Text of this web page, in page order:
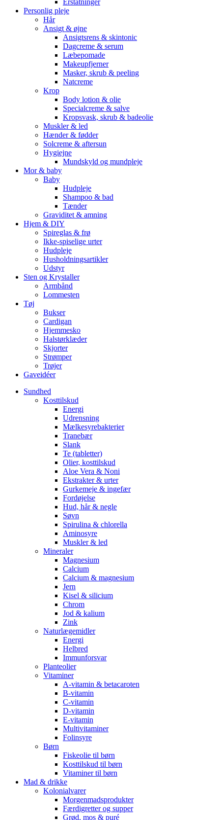
Erstatninger
Personlig pleje
Hår
Ansigt & øjne
Ansigtsrens & skintonic
Dagcreme & serum
Læbepomade
Makeupfjerner
Masker, skrub & peeling
Natcreme
Krop
Body lotion & olie
Specialcreme & salve
Kropsvask, skrub & badeolie
Muskler & led
Hænder & fødder
Solcreme & aftersun
Hygiejne
Mundskyld og mundpleje
Mor & baby
Baby
Hudpleje
Shampoo & bad
Tænder
Graviditet & amning
Hjem & DIY
Spireglas & frø
Ikke-spiselige urter
Hudpleje
Husholdningsartikler
Udstyr
Sten og Krystaller
Armbånd
Lommesten
Tøj
Bukser
Cardigan
Hjemmesko
Halstørklæder
Skjorter
Strømper
Trøjer
Gaveidéer
Sundhed
Kosttilskud
Energi
Udrensning
Mælkesyrebakterier
Tranebær
Slank
Te (tabletter)
Olier, kosttilskud
Aloe Vera & Noni
Ekstrakter & urter
Gurkemeje & ingefær
Fordøjelse
Hud, hår & negle
Søvn
Spirulina & chlorella
Aminosyre
Muskler & led
Mineraler
Magnesium
Calcium
Calcium & magnesium
Jern
Kisel & silicium
Chrom
Jod & kalium
Zink
Naturlægemidler
Energi
Helbred
Immunforsvar
Planteolier
Vitaminer
A-vitamin & betacaroten
B-vitamin
C-vitamin
D-vitamin
E-vitamin
Multivitaminer
Folinsyre
Børn
Fiskeolie til børn
Kosttilskud til børn
Vitaminer til børn
Mad & drikke
Kolonialvarer
Morgenmadsprodukter
Færdigretter og supper
Grød, mos & puré